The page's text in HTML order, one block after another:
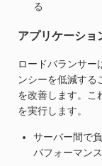
る
アプリケーショ
ロードバランサー
ンシーを低減する
を改善します。こ
を実行します。
サーバー間で
パフォーマン